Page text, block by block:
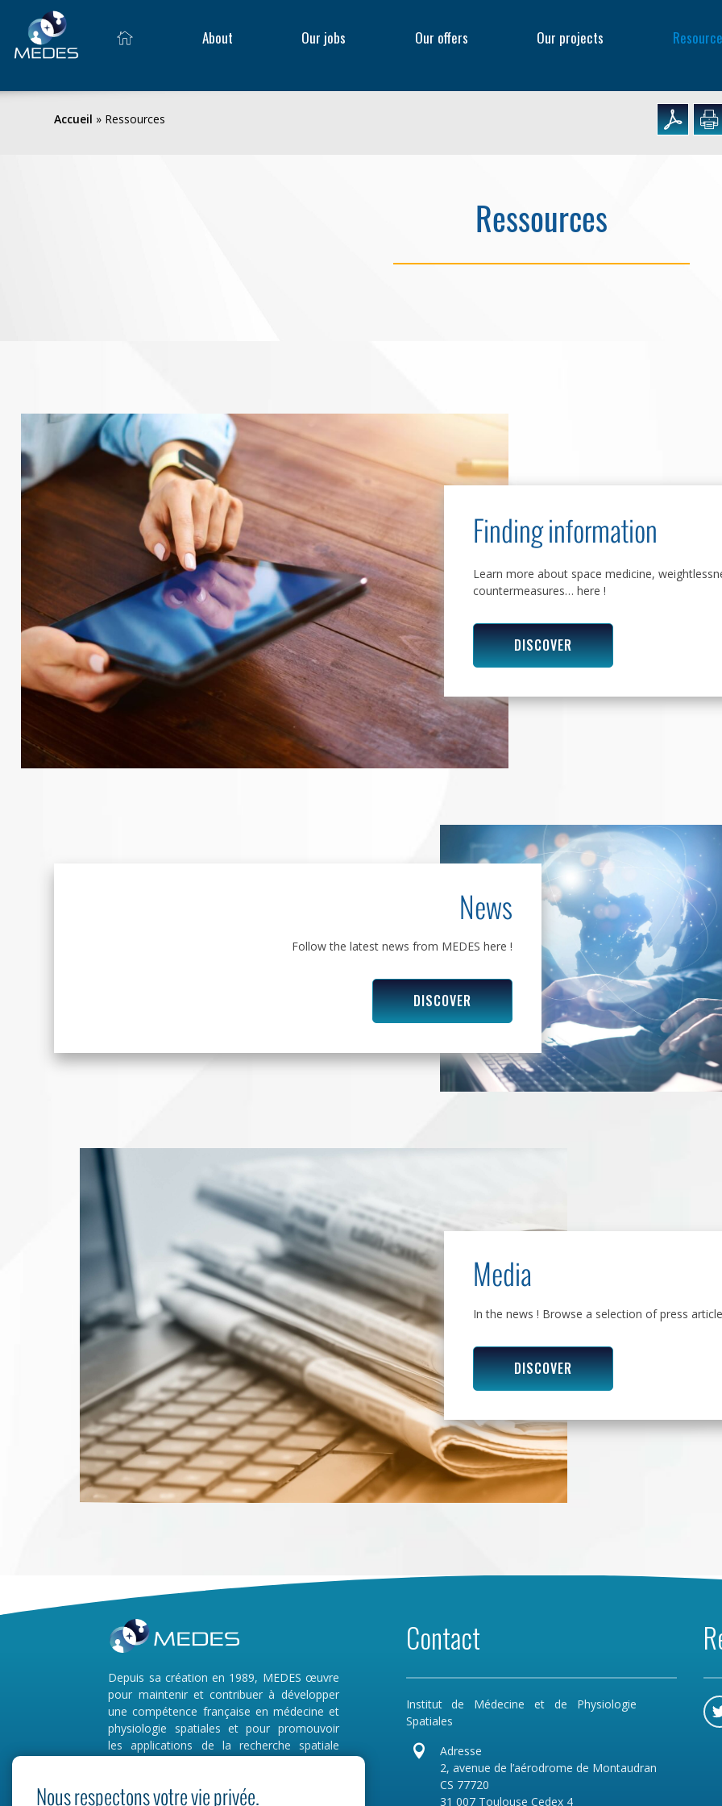
About Our jobs Our offers Our projects
Accueil » Ressources
Ressources
Finding information
Learn more about space medicine,
countermeasures… here !
DISCOVER
News
Follow the latest news from MEDES here !
DISCOVER
Media
In the news ! Browse a selection of press
DISCOVER
Depuis sa création en 1989, MEDES œuvre
pour maintenir et contribuer à développer
une compétence française en médecine et
physiologie spatiales et pour promouvoir
les applications de la recherche spatiale
MEDES s’implique ainsi activement dans 3
Contact
Institut de Médecine et de Physiologie
Spatiales

Adresse
2, avenue de l’aérodrome de Montaudran
CS 77720
31 007 Toulouse Cedex 4
Nous respectons votre vie privée.